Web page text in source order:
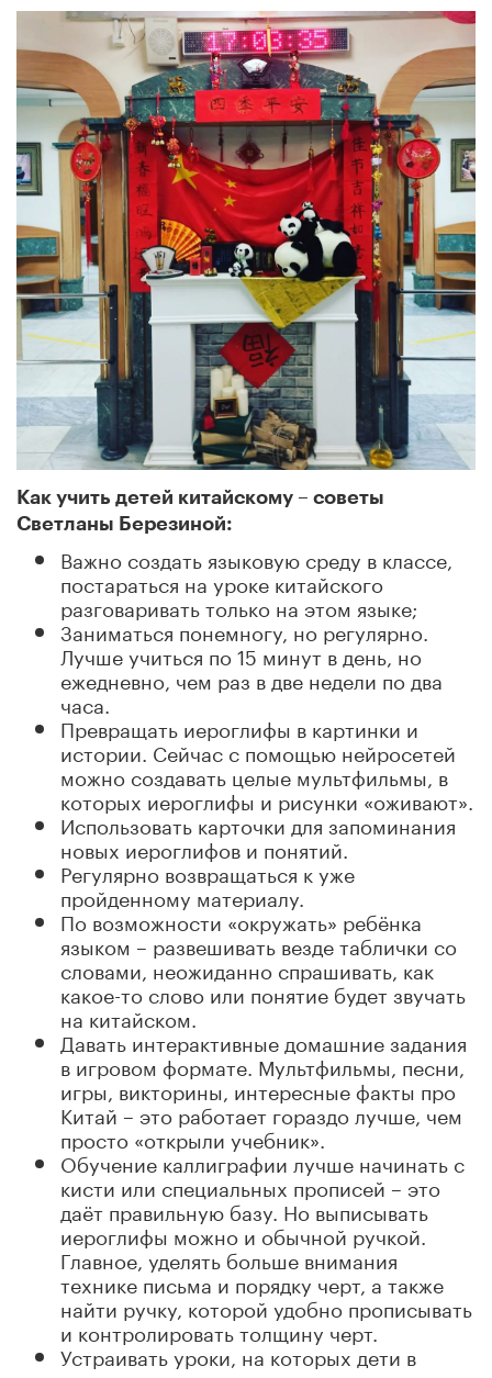
Как учить детей китайскому – советы
Светланы Березиной:
Важно создать языковую среду в классе,
постараться на уроке китайского
разговаривать только на этом языке;
Заниматься понемногу, но регулярно.
Лучше учиться по 15 минут в день, но
ежедневно, чем раз в две недели по два
часа.
Превращать иероглифы в картинки и
истории. Сейчас с помощью нейросетей
можно создавать целые мультфильмы, в
которых иероглифы и рисунки «оживают».
Использовать карточки для запоминания
новых иероглифов и понятий.
Регулярно возвращаться к уже
пройденному материалу.
По возможности «окружать» ребёнка
языком – развешивать везде таблички со
словами, неожиданно спрашивать, как
какое-то слово или понятие будет звучать
на китайском.
Давать интерактивные домашние задания
в игровом формате. Мультфильмы, песни,
игры, викторины, интересные факты про
Китай – это работает гораздо лучше, чем
просто «открыли учебник».
Обучение каллиграфии лучше начинать с
кисти или специальных прописей – это
даёт правильную базу. Но выписывать
иероглифы можно и обычной ручкой.
Главное, уделять больше внимания
технике письма и порядку черт, а также
найти ручку, которой удобно прописывать
и контролировать толщину черт.
Устраивать уроки, на которых дети в